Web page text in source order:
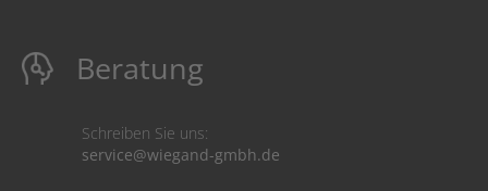
Beratung
Schreiben Sie uns:
service@wiegand-gmbh.de